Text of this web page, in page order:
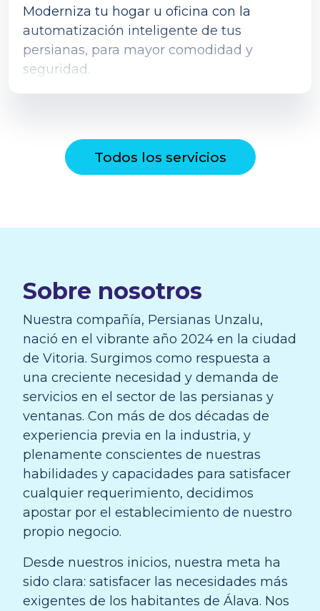
Moderniza tu hogar u oficina con la
automatización inteligente de tus
persianas, para mayor comodidad y
seguridad.
Todos los servicios
Sobre nosotros
Nuestra compañía, Persianas Unzalu,
nació en el vibrante año 2024 en la ciudad
de Vitoria. Surgimos como respuesta a
una creciente necesidad y demanda de
servicios en el sector de las persianas y
ventanas. Con más de dos décadas de
experiencia previa en la industria, y
plenamente conscientes de nuestras
habilidades y capacidades para satisfacer
cualquier requerimiento, decidimos
apostar por el establecimiento de nuestro
propio negocio.
Desde nuestros inicios, nuestra meta ha
sido clara: satisfacer las necesidades más
exigentes de los habitantes de Álava. Nos